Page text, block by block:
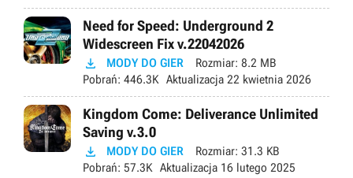
Need for Speed: Underground 2
Widescreen Fix v.22042026
 MODY DO GIER Rozmiar: 8.2 MB
Pobrań: 446.3K Aktualizacja 22 kwietnia 2026
Kingdom Come: Deliverance Unlimited
Saving v.3.0
 MODY DO GIER Rozmiar: 31.3 KB
Pobrań: 57.3K Aktualizacja 16 lutego 2025